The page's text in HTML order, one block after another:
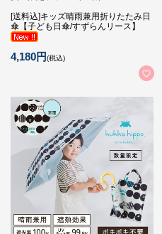
[送料込]キッズ晴雨兼用折りたたみ日
傘【子ども日傘/すずらんリース】
4,180円(税込)